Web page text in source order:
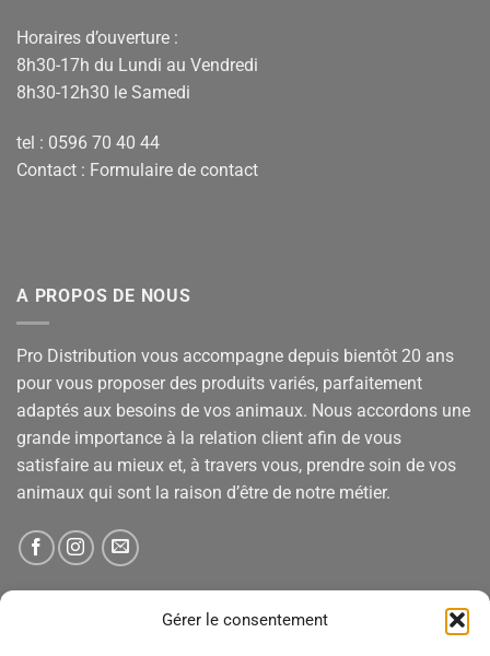
Gérer le consentement
Horaires d’ouverture :
8h30-17h du Lundi au Vendredi
8h30-12h30 le Samedi
tel : 0596 70 40 44
Contact : Formulaire de contact
A PROPOS DE NOUS
Pro Distribution vous accompagne depuis bientôt 20 ans
pour vous proposer des produits variés, parfaitement
adaptés aux besoins de vos animaux. Nous accordons une
grande importance à la relation client afin de vous
satisfaire au mieux et, à travers vous, prendre soin de vos
animaux qui sont la raison d’être de notre métier.